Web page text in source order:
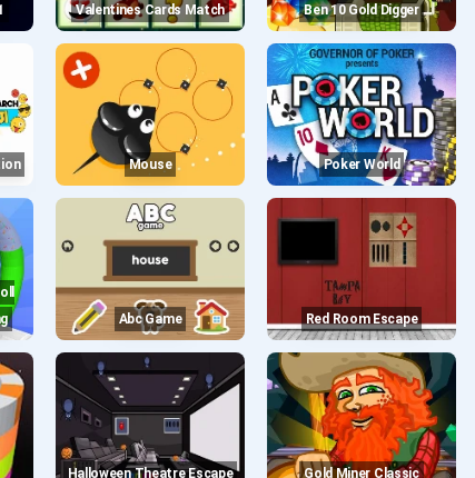
Valentines Cards Match Ben 10 Gold Digger
Mouse Poker World
Abc Game Red Room Escape
Halloween Theatre Escape Gold Miner Classic